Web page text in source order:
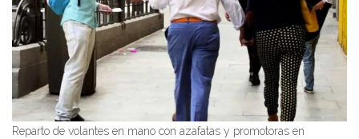
Reparto de volantes en mano con azafatas y promotoras en